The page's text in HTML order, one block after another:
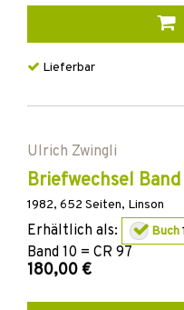
Lieferbar
Ulrich Zwingli
Briefwechsel
1982, 652 Seiten, Linson
Erhältlich als: Buch
Band 10 = CR 97
180,00 €